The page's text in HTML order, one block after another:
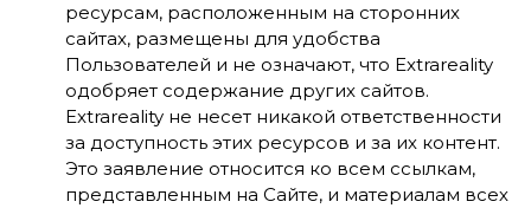
ресурсам, расположенным на сторонних
сайтах, размещены для удобства
Пользователей и не означают, что Extrareality
одобряет содержание других сайтов.
Extrareality не несет никакой ответственности
за доступность этих ресурсов и за их контент.
Это заявление относится ко всем ссылкам,
представленным на Сайте, и материалам всех